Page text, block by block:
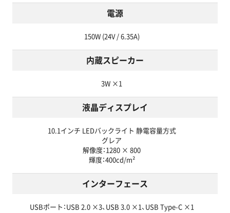
電源
150W (24V / 6.35A)
内蔵スピーカー
3W ×1
液晶ディスプレイ
10.1インチ LEDバックライト 静電容量方式
グレア
解像度：1280 × 800
輝度：400cd/m²
インターフェース
USBポート：USB 2.0 ×3、USB 3.0 ×1、USB Type-C ×1